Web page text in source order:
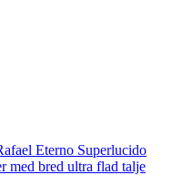
Eterno Superlucido
med bred ultra flad talje